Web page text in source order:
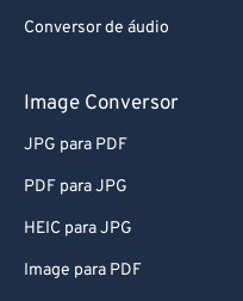
Conversor de áudio
Image Conversor
JPG para PDF
PDF para JPG
HEIC para JPG
Image para PDF